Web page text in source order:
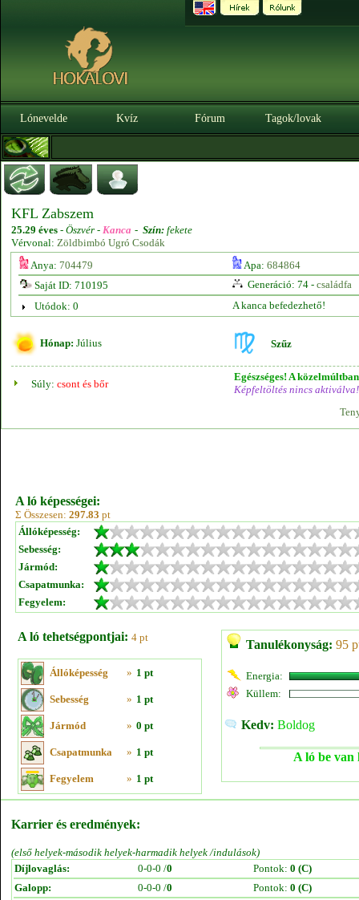
Lónevelde Kvíz Fórum Tagok/lovak
KFL Zabszem
25.29 éves - Öszvér - Kanca - Szín: fekete
Vérvonal: Zöldbimbó Ugró Csodák
Anya: 704479 Apa: 684864
Saját ID: 710195
Generáció: 74 - családfa
Utódok: 0
A kanca befedezhető!
Hónap: Július Szűz
Súly: csont és bőr
Egészséges! A
Képfeltöltés nincs aktiválva!
A ló képességei:
Σ Összesen: 297.83 pt
Állóképesség:
Sebesség:
Jármód:
Csapatmunka:
Fegyelem:
A ló tehetségpontjai: 4 pt
Állóképesség » 1 pt
Sebesség » 1 pt
Jármód » 0 pt
Csapatmunka » 1 pt
Fegyelem » 1 pt
Tanulékonyság: 95
Energia:
Küllem:
Kedv: Boldog
A ló be van
Karrier és eredmények:
(első helyek-második helyek-harmadik helyek /indulások)
Díjlovaglás:
0-0-0 /0 Pontok: 0 (C)
Galopp:
0-0-0 /0 Pontok: 0 (C)